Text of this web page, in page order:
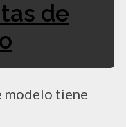
de
modelo tiene